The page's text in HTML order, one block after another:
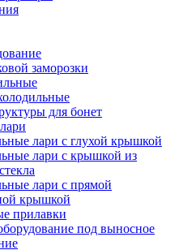
заморозки
для бонет
лари с глухой крышкой
лари с крышкой из
лари с прямой
крышкой
прилавки
под выносное